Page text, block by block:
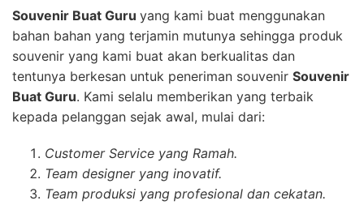
Souvenir Buat Guru yang kami buat menggunakan
bahan bahan yang terjamin mutunya sehingga produk
souvenir yang kami buat akan berkualitas dan
tentunya berkesan untuk peneriman souvenir Souvenir
Buat Guru. Kami selalu memberikan yang terbaik
kepada pelanggan sejak awal, mulai dari:
Customer Service yang Ramah.
Team designer yang inovatif.
Team produksi yang profesional dan cekatan.